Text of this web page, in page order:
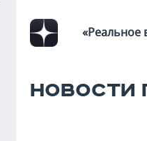
«Реальное
НОВОСТИ